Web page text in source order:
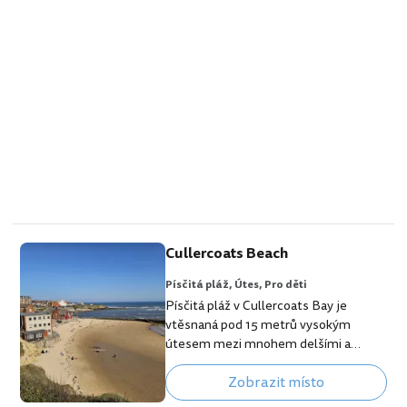
Cullercoats Beach
Písčitá pláž, Útes, Pro děti
Písčitá pláž v Cullercoats Bay je
vtěsnaná pod 15 metrů vysokým
útesem mezi mnohem delšími a
známějšími plážemi Whitley Bay a
Long Sands. [btn "Najdi hotel s
výhledem na moře"
Zobrazit místo